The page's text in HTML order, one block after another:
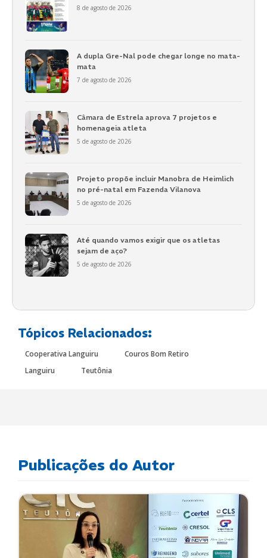
8 de agosto de 2026
A dupla Gre-Nal pode chegar longe no mata-
mata
7 de agosto de 2026
Câmara de Estrela aprova 7 projetos e
homenageia atleta
5 de agosto de 2026
Projeto propõe incluir Manobra de Heimlich
no pré-natal em Fazenda Vilanova
5 de agosto de 2026
Até quando vamos exigir que os atletas
sejam de aço?
5 de agosto de 2026
Tópicos Relacionados:
Cooperativa Languiru
Couros Bom Retiro
Languiru
Teutônia
Publicações do Autor